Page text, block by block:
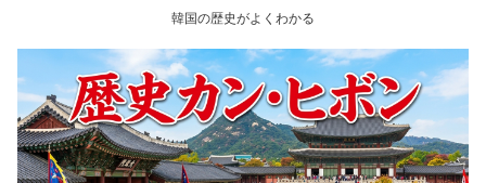
韓国の歴史がよくわかる